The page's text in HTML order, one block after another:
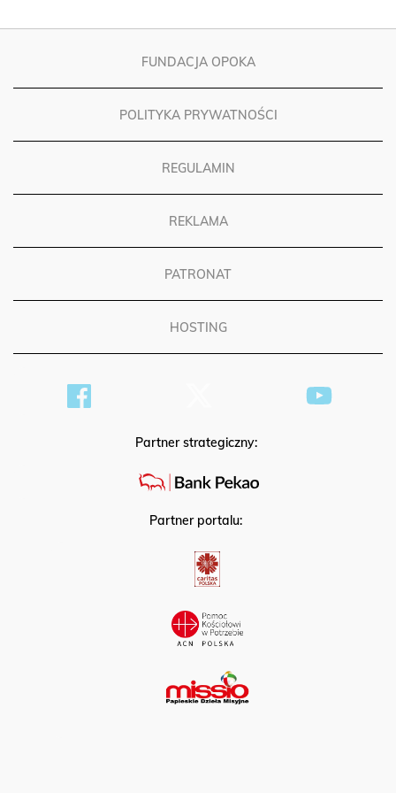
FUNDACJA OPOKA
POLITYKA PRYWATNOŚCI
REGULAMIN
REKLAMA
PATRONAT
HOSTING
Partner strategiczny:
Partner portalu: